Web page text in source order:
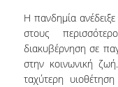
ΜΕΛΗ
ΜΕΛΗ
Η πανδημία
στους
διακυβέρνηση σε
στην κοινωνική
ταχύτερη